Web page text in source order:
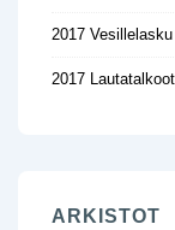
2017 Vesillelasku
2017 Lautatalkoot
ARKISTOT